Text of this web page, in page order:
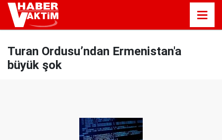
Turan Ordusu’ndan Ermenistan'a
büyük şok